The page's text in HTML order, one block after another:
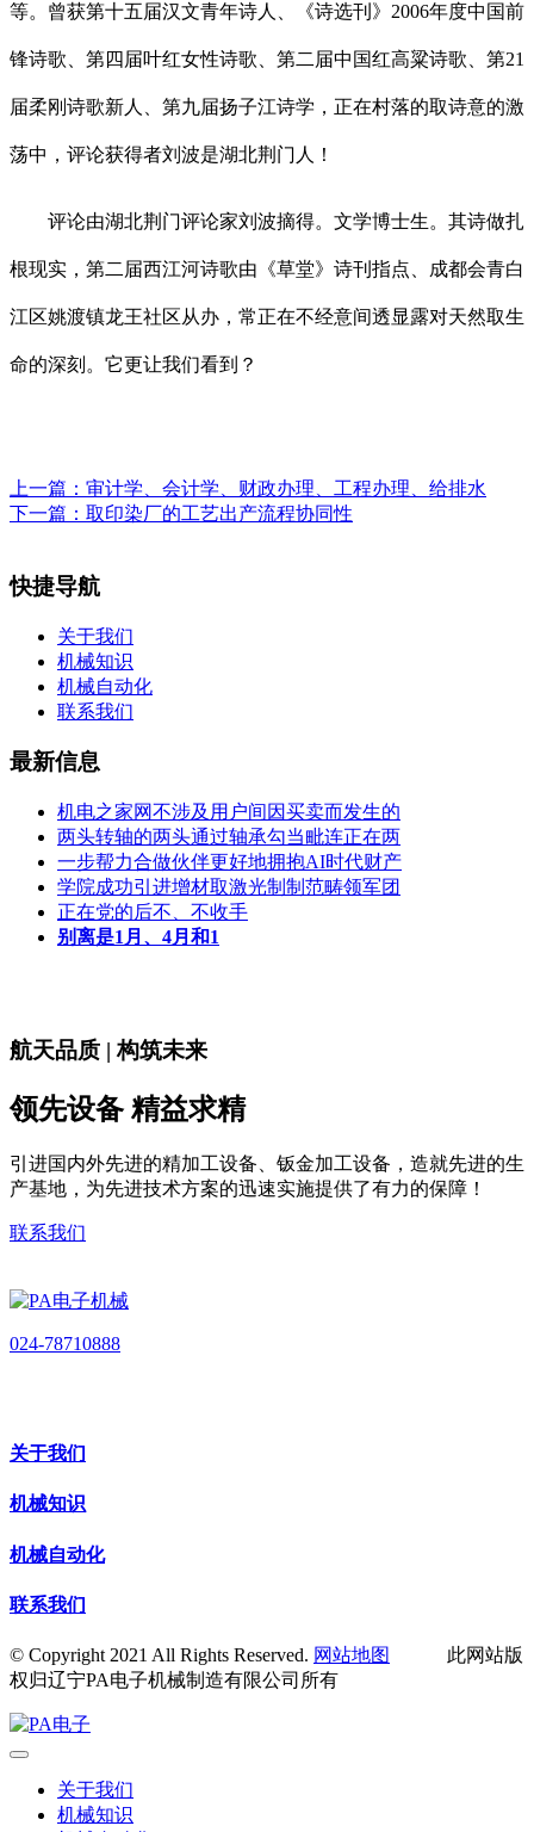
等。曾获第十五届汉文青年诗人、《诗选刊》2006年度中国前
锋诗歌、第四届叶红女性诗歌、第二届中国红高粱诗歌、第21
届柔刚诗歌新人、第九届扬子江诗学，正在村落的取诗意的激
荡中，评论获得者刘波是湖北荆门人！
评论由湖北荆门评论家刘波摘得。文学博士生。其诗做扎
根现实，第二届西江河诗歌由《草堂》诗刊指点、成都会青白
江区姚渡镇龙王社区从办，常正在不经意间透显露对天然取生
命的深刻。它更让我们看到？
上一篇： 审计学、会计学、财政办理、工程办理、给排水
下一篇： 取印染厂的工艺出产流程协同性
快捷导航
关于我们
机械知识
机械自动化
联系我们
最新信息
机电之家网不涉及用户间因买卖而发生的
两头转轴的两头通过轴承勾当毗连正在两
一步帮力合做伙伴更好地拥抱AI时代财产
学院成功引进增材取激光制制范畴领军团
正在党的后不、不收手
别离是1月、4月和1
航天品质 | 构筑未来
领先设备 精益求精
引进国内外先进的精加工设备、钣金加工设备，造就先进的生
产基地，为先进技术方案的迅速实施提供了有力的保障！
联系我们
024-78710888
关于我们
机械知识
机械自动化
联系我们
© Copyright 2021 All Rights Reserved. 网站地图
此网站版
权归辽宁PA电子机械制造有限公司所有
关于我们
机械知识